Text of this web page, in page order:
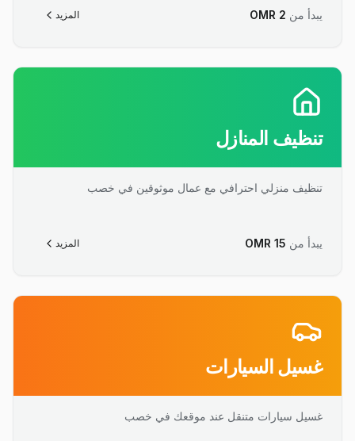
يبدأ من OMR 2 المزيد
تنظيف المنازل
تنظيف منزلي احترافي مع عمال موثوقين في خصب
يبدأ من OMR 15 المزيد
غسيل السيارات
غسيل سيارات متنقل عند موقعك في خصب